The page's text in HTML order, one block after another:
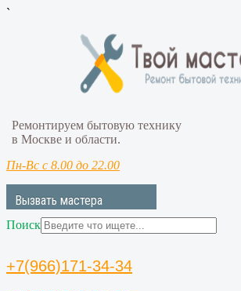
`
Ремонтируем бытовую технику
в Москве и области.
Пн-Вс с 8.00 до 22.00
Вызвать мастера
Поиск
+7(966)171-34-34